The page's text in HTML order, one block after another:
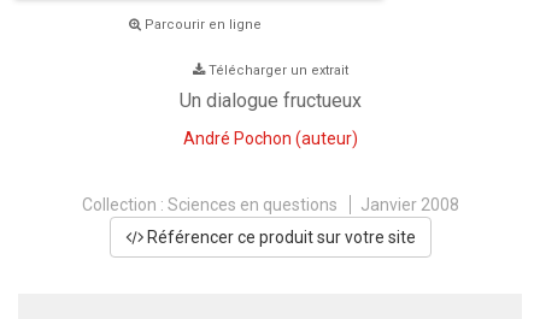
Parcourir en ligne
Télécharger un extrait
Un dialogue fructueux
André Pochon (auteur)
Collection : Sciences en questions
Janvier 2008
Référencer ce produit sur votre site